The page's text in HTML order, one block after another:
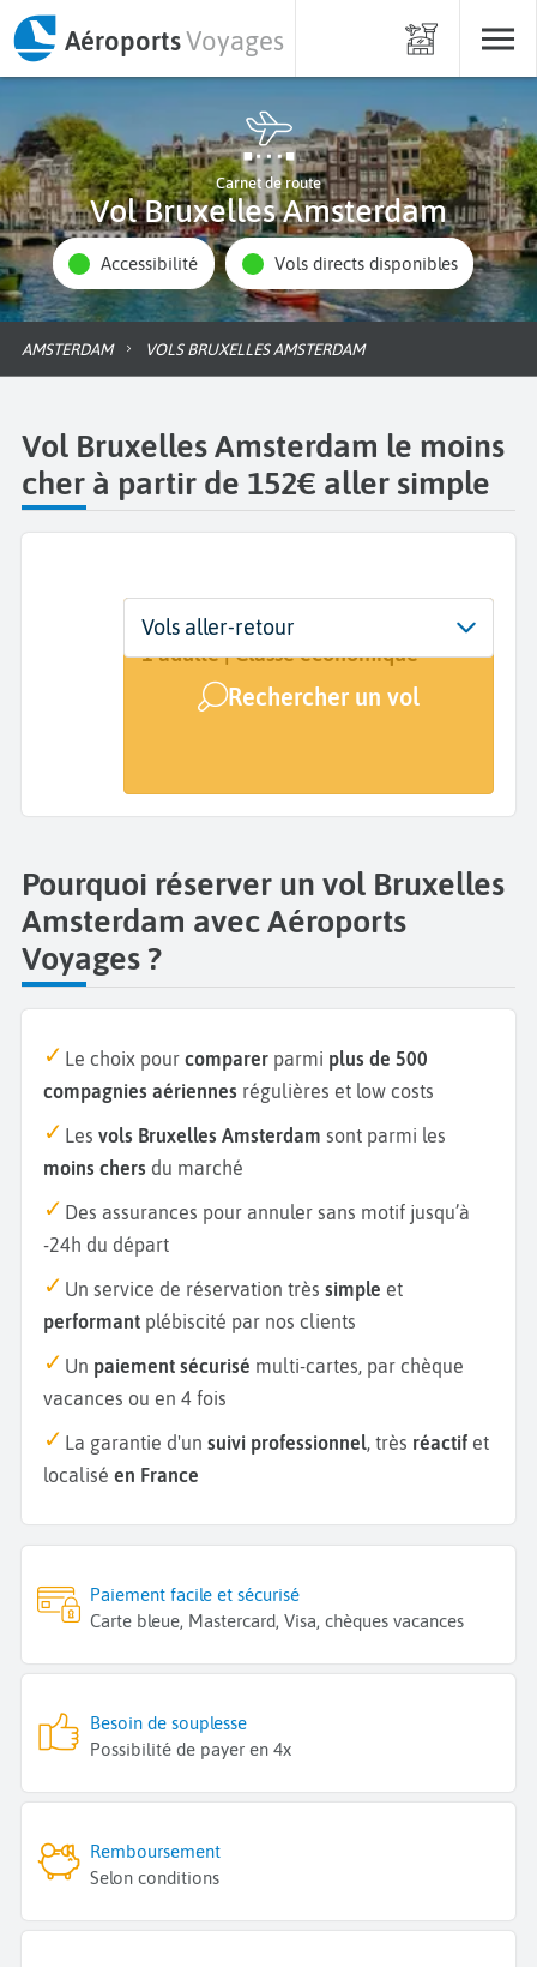
AéroportsVoyages
Carnet de route
Vol Bruxelles Amsterdam
Accessibilité Vols directs disponibles
AMSTERDAM VOLS BRUXELLES AMSTERDAM
Vol Bruxelles Amsterdam le moins
cher à partir de 152€ aller simple
Départ
Bruxelles (BRU)
Dates
Dates de votre voyage
Voyageurs | Classe
1 adulte | Classe économique
Rechercher un vol
Vols aller-retour
Pourquoi réserver un vol Bruxelles
Amsterdam avec Aéroports
Voyages ?
Le choix pour comparer parmi plus de 500
compagnies aériennes régulières et low costs
Les vols Bruxelles Amsterdam sont parmi les
moins chers du marché
Des assurances pour annuler sans motif jusqu’à
-24h du départ
Un service de réservation très simple et
performant plébiscité par nos clients
Un paiement sécurisé multi-cartes, par chèque
vacances ou en 4 fois
La garantie d'un suivi professionnel, très réactif et
localisé en France
Paiement facile et sécurisé
Carte bleue, Mastercard, Visa, chèques vacances
Besoin de souplesse
Possibilité de payer en 4x
Remboursement
Selon conditions